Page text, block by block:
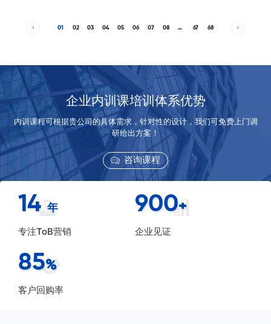
01 02 03 04 05 06 07 08 ... 67 68
企业内训课培训体系优势
内训课程可根据贵公司的具体需求，针对性的设计，我们可免费上门调
研给出方案！
咨询课程
14 年
专注ToB营销
900+
企业见证
85%
客户回购率